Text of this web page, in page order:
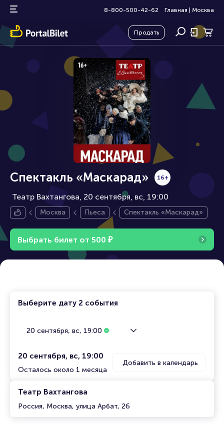
8-800-500-42-62 Главная Москва
Продать
Спектакль «Маскарад»
Театр Вахтангова, 20 сентября
16+
вс, 19:00
Москва Пьеса Спектакль «Маскарад»
Выбрать билет от 500 ₽
Выберите дату 2 события
20 сентября, вс, 19:00
20 сентября, вс, 19:00
Осталось около 1 месяца
Добавить в календарь
Театр Вахтангова
Россия, Москва, улица Арбат, 26